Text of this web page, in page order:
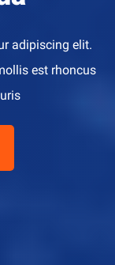
adipiscing elit.
est rhoncus